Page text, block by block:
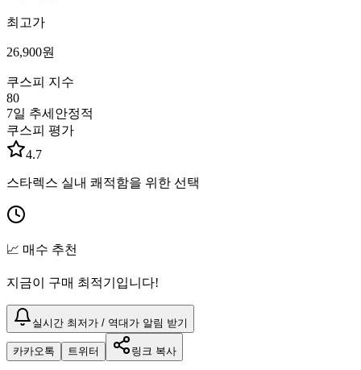
최고가
26,900원
쿠스피 지수
80
7일 추세 안정적
쿠스피 평가
4.7
스타렉스 실내 쾌적함을 위한 선택
📈 매수 추천
지금이 구매 최적기입니다!
실시간 최저가 / 역대가 알림 받기
카카오톡 트위터 링크 복사